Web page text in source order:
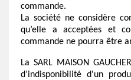
commande.
La société ne considère
qu’elle a acceptées et
commande ne pourra être
La SARL MAISON
d’indisponibilité d'un